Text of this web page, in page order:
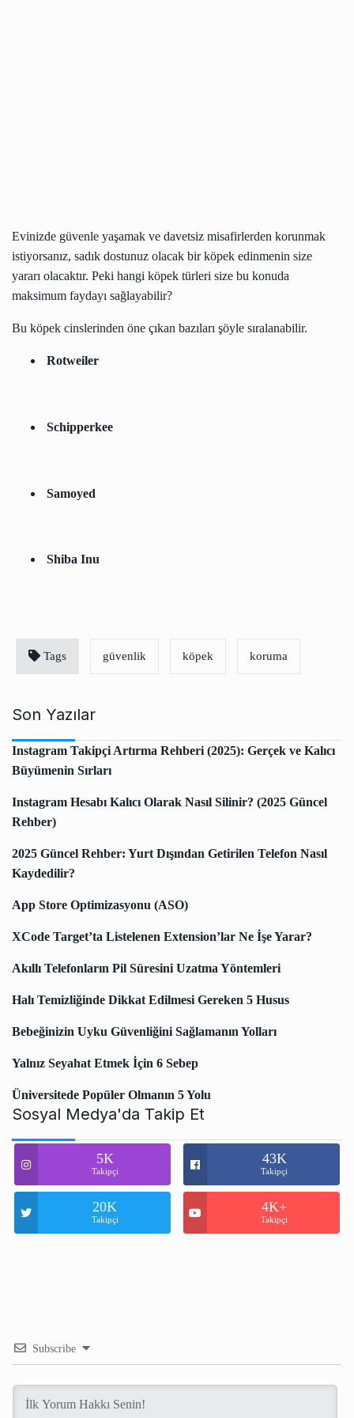
Evinizde güvenle yaşamak ve davetsiz misafirlerden korunmak
istiyorsanız, sadık dostunuz olacak bir köpek edinmenin size
yararı olacaktır. Peki hangi köpek türleri size bu konuda
maksimum faydayı sağlayabilir?
Bu köpek cinslerinden öne çıkan bazıları şöyle sıralanabilir.
Rotweiler
Schipperkee
Samoyed
Shiba Inu
Tags güvenlik köpek koruma
Son Yazılar
Instagram Takipçi Artırma Rehberi (2025): Gerçek ve Kalıcı
Büyümenin Sırları
Instagram Hesabı Kalıcı Olarak Nasıl Silinir? (2025 Güncel
Rehber)
2025 Güncel Rehber: Yurt Dışından Getirilen Telefon Nasıl
Kaydedilir?
App Store Optimizasyonu (ASO)
XCode Target’ta Listelenen Extension’lar Ne İşe Yarar?
Akıllı Telefonların Pil Süresini Uzatma Yöntemleri
Halı Temizliğinde Dikkat Edilmesi Gereken 5 Husus
Bebeğinizin Uyku Güvenliğini Sağlamanın Yolları
Yalnız Seyahat Etmek İçin 6 Sebep
Üniversitede Popüler Olmanın 5 Yolu
Sosyal Medya'da Takip Et
5K
Takipçi
43K
Takipçi
20K
Takipçi
4K+
Takipçi
Subscribe